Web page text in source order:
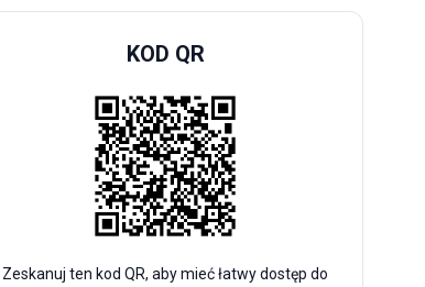
KOD QR
Zeskanuj ten kod QR, aby mieć łatwy dostęp do